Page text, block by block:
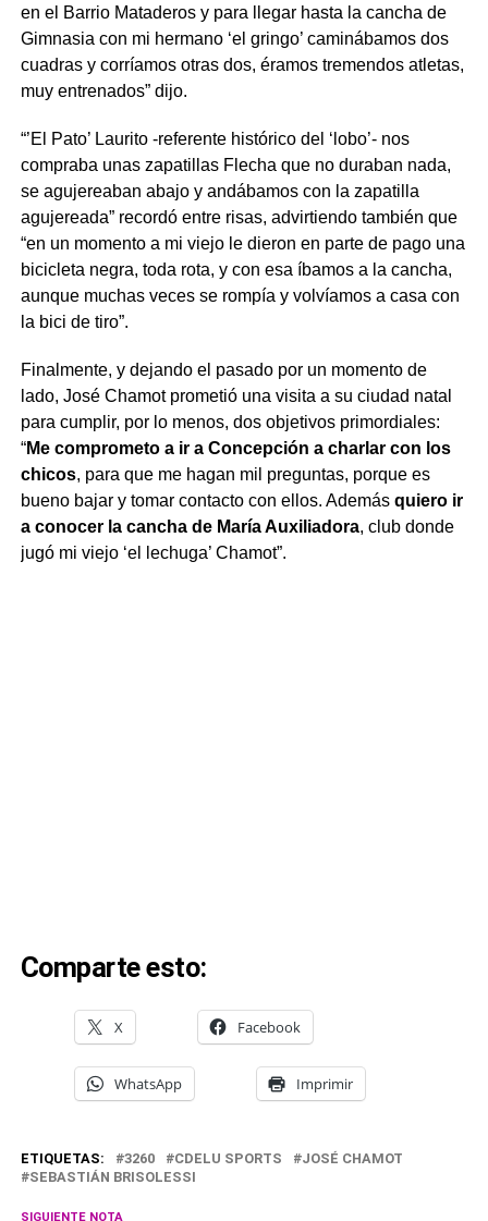
en el Barrio Mataderos y para llegar hasta la cancha de
Gimnasia con mi hermano ‘el gringo’ caminábamos dos
cuadras y corríamos otras dos, éramos tremendos atletas,
muy entrenados” dijo.
“’El Pato’ Laurito -referente histórico del ‘lobo’- nos
compraba unas zapatillas Flecha que no duraban nada,
se agujereaban abajo y andábamos con la zapatilla
agujereada” recordó entre risas, advirtiendo también que
“en un momento a mi viejo le dieron en parte de pago una
bicicleta negra, toda rota, y con esa íbamos a la cancha,
aunque muchas veces se rompía y volvíamos a casa con
la bici de tiro”.
Finalmente, y dejando el pasado por un momento de
lado, José Chamot prometió una visita a su ciudad natal
para cumplir, por lo menos, dos objetivos primordiales:
“Me comprometo a ir a Concepción a charlar con los
chicos, para que me hagan mil preguntas, porque es
bueno bajar y tomar contacto con ellos. Además quiero ir
a conocer la cancha de María Auxiliadora, club donde
jugó mi viejo ‘el lechuga’ Chamot”.
Comparte esto:
X Facebook
WhatsApp Imprimir
ETIQUETAS: 3260 CDELU SPORTS
JOSÉ CHAMOT
SEBASTIÁN BRISOLESSI
SIGUIENTE NOTA